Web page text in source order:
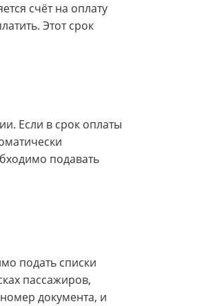
счёт на оплату
Этот срок
Если в срок оплаты
подавать
подать списки
пассажиров,
документа, и